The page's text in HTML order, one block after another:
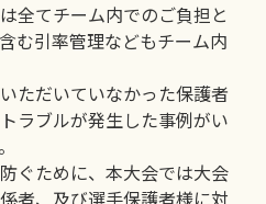
全てチーム内でのご負担と
む引率管理などもチーム内
ただいていなかった保護者
ラブルが発生した事例がい
ぐために、本大会では大会